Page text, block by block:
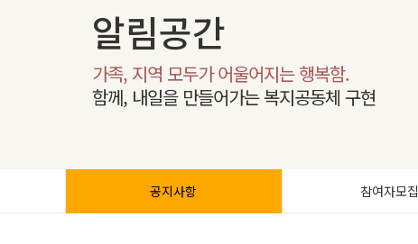
알림공간
가족, 지역 모두가 어울어지는 행복함.
함께, 내일을 만들어가는 복지공동체 구현
공지사항 참여자모집